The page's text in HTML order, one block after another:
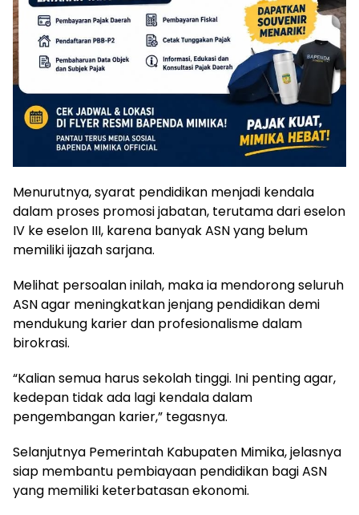
Menurutnya, syarat pendidikan menjadi kendala
dalam proses promosi jabatan, terutama dari eselon
IV ke eselon III, karena banyak ASN yang belum
memiliki ijazah sarjana.
Melihat persoalan inilah, maka ia mendorong seluruh
ASN agar meningkatkan jenjang pendidikan demi
mendukung karier dan profesionalisme dalam
birokrasi.
“Kalian semua harus sekolah tinggi. Ini penting agar,
kedepan tidak ada lagi kendala dalam
pengembangan karier,” tegasnya.
Selanjutnya Pemerintah Kabupaten Mimika, jelasnya
siap membantu pembiayaan pendidikan bagi ASN
yang memiliki keterbatasan ekonomi.